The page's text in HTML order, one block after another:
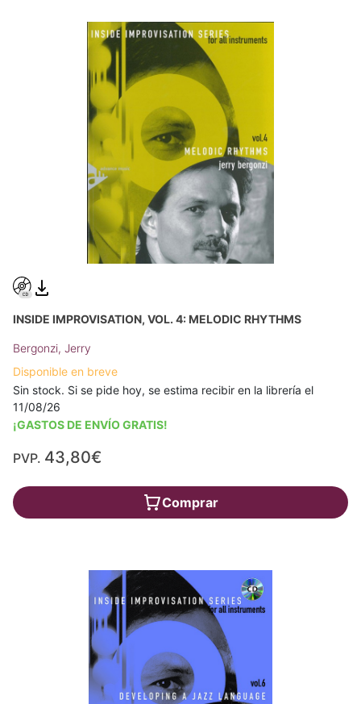
INSIDE IMPROVISATION, VOL. 4: MELODIC RHYTHMS
Bergonzi, Jerry
Disponible en breve
Sin stock. Si se pide hoy, se estima recibir en la librería el
11/08/26
¡GASTOS DE ENVÍO GRATIS!
PVP. 43,80€
Comprar